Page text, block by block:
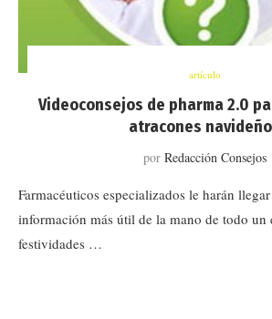
artículo
Videoconsejos de pharma 2.0
atracones
por Redacción Consejos
Farmacéuticos especializados le harán
información más útil de la mano de todo un
festividades …